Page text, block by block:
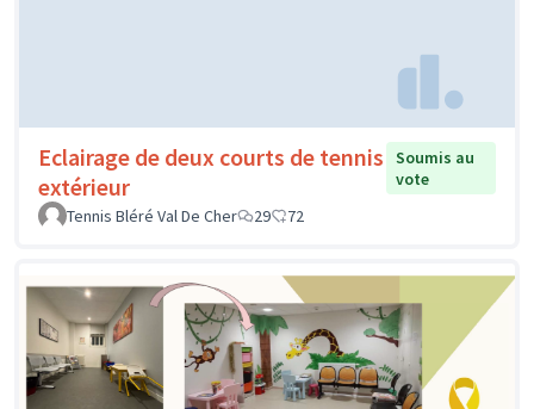
Eclairage de deux courts de tennis
extérieur
Soumis au
vote
Tennis Bléré Val De Cher
29 72